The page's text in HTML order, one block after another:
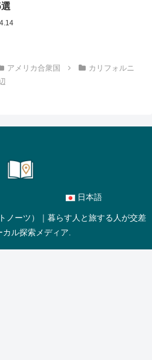
アメリカ合衆国
カリフォルニ
日本語
ノーツ）｜暮らす人と旅する人が交差
カル探索メディア.